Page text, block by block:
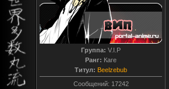
Группа: V.I.P
Ранг: Каге
Титул: Beelzebub
Сообщений: 17242